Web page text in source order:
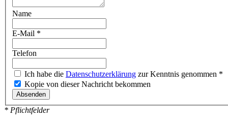
Name
E-Mail *
Telefon
Ich habe die Datenschutzerklärung zur Kenntnis genommen *
Kopie von dieser Nachricht bekommen
Absenden
* Pflichtfelder